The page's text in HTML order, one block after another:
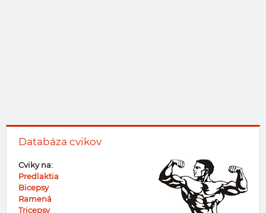
Databáza cvikov
Cviky na:
Predlaktia
Bicepsy
Ramená
Tricepsy